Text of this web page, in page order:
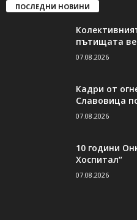
ПОСЛЕДНИ НОВИНИ
пътищата
07.08.2026
Кадри от
Славовица
07.08.2026
10 години
Хоспитал“
07.08.2026